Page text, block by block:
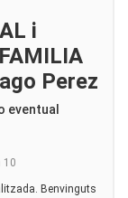
i
Perez
eventual
10
Benvinguts